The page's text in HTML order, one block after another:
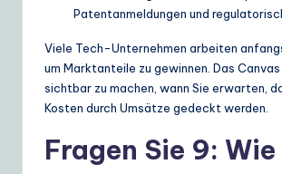
Patentanmeldungen und
Viele Tech-Unternehmen arbeiten
um Marktanteile zu gewinnen. Das
sichtbar zu machen, wann Sie erwarten,
Kosten durch Umsätze gedeckt werden.
Fragen Sie 9: Wie